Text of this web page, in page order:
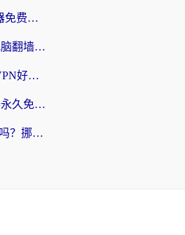
海外党必看：gecko加速器免费试用？教你选对回国加速器，无缝刷国内剧玩游戏
海外党必看：如何选对电脑翻墙回国软件，轻松解锁国内资源？
海外党纠结？快帆TV版VPN好用吗？和扇贝手游VPN对比哪个回国效果更好？
海外党必看：免费加速器永久免费真的存在吗？教你选对回国加速器无缝刷国内资源
ChickCN和夏时国际好用吗？挪威留学生亲测3款回国加速器，附穿梭和加速喵对比指南